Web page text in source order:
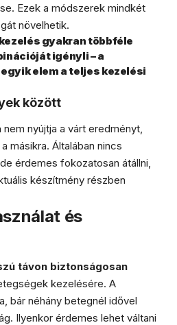
Ezek a módszerek mindkét
növelhetik.
gyakran többféle
igényli – a
elem a teljes kezelési
között
nyújtja a várt eredményt,
a másikra. Általában nincs
érdemes fokozatosan átállni,
készítmény részben
és
távon biztonságosan
kezelésére. A
bár néhány betegnél idővel
Ilyenkor érdemes lehet váltani